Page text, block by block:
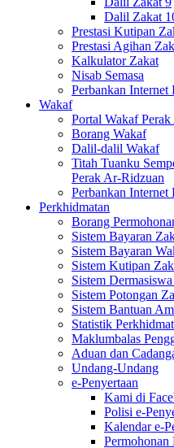
Dalil Zakat
Prestasi Kutipan
Prestasi Agihan
Kalkulator Zakat
Nisab Semasa
Perbankan Internet
Wakaf
Portal Wakaf
Borang Wakaf
Dalil-dalil Wakaf
Titah Tuanku
Perak Ar-Ridzuan
Perbankan Internet
Perkhidmatan
Borang
Sistem Bayaran
Sistem Bayaran
Sistem Kutipan
Sistem
Sistem Potongan
Sistem Bantuan
Statistik
Maklumbalas
Aduan dan
Undang-Undang
e-Penyertaan
Kami di
Polisi e-
Kalendar e-